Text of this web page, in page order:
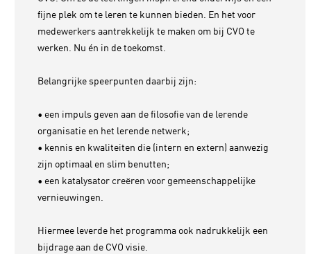
fijne plek om te leren te kunnen bieden. En het voor
medewerkers aantrekkelijk te maken om bij CVO te
werken. Nu én in de toekomst.
Belangrijke speerpunten daarbij zijn:
• een impuls geven aan de filosofie van de lerende
organisatie en het lerende netwerk;
• kennis en kwaliteiten die (intern en extern) aanwezig
zijn optimaal en slim benutten;
• een katalysator creëren voor gemeenschappelijke
vernieuwingen.
Hiermee leverde het programma ook nadrukkelijk een
bijdrage aan de CVO visie.